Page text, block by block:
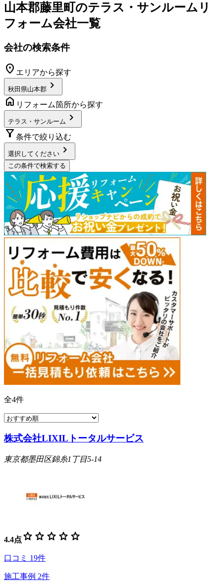
山本郡藤里町のテラス・サンルームリ
フォーム会社一覧
会社の検索条件
location_on エリアから探す
秋田県山本郡 chevron_right
home リフォーム箇所から探す
テラス・サンルーム chevron_right
filter_alt 条件で絞り込む
選択してください chevron_right
この条件で検索する
全4件
株式会社LIXILトータルサービス
東京都墨田区錦糸1丁目5-14
4.4点 star star star star star
口コミ 19件
施工事例 2件